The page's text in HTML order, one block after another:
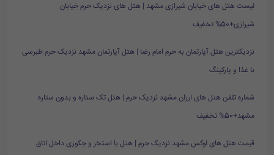
لیست هتل های خیابان شیرازی مشهد | هتل های نزدیک حرم خیابان
شیرازی+50% تخفیف
نزدیکترین هتل آپارتمان به حرم امام رضا | هتل آپارتمان مشهد نزدیک حرم طبرسی
با غذا و پارکینگ
شماره تلفن هتل های ارزان مشهد نزدیک حرم | هتل تک ستاره و بدون ستاره
مشهد+50% تخفیف
قیمت هتل های لوکس مشهد نزدیک حرم | هتل با استخر و جکوزی داخل اتاق